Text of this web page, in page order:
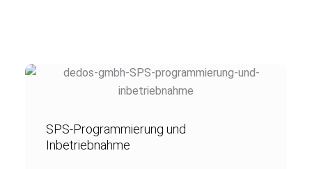
SPS-Programmierung und
Inbetriebnahme